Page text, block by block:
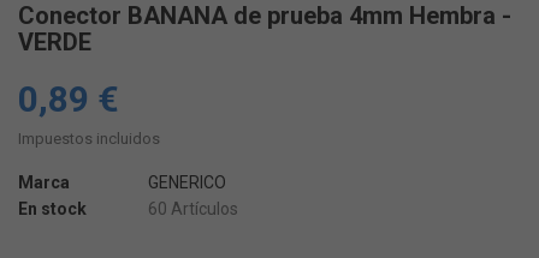
Conector BANANA de prueba 4mm Hembra -
VERDE
0,89 €
Impuestos incluidos
Marca
GENERICO
En stock
60 Artículos